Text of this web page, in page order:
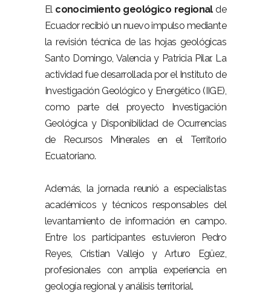
El conocimiento geológico regionalde
Ecuador recibió un nuevo impulso mediante
la revisión técnica de las hojas geológicas
Santo Domingo, Valencia y Patricia Pilar. La
actividad fue desarrollada por el Instituto de
Investigación Geológico y Energético (IIGE),
como parte del proyecto Investigación
Geológica y Disponibilidad de Ocurrencias
de Recursos Minerales en el Territorio
Ecuatoriano.
Además, la jornada reunió a especialistas
académicos y técnicos responsables del
levantamiento de información en campo.
Entre los participantes estuvieron Pedro
Reyes, Cristian Vallejo y Arturo Egüez,
profesionales con amplia experiencia en
geología regional y análisis territorial.